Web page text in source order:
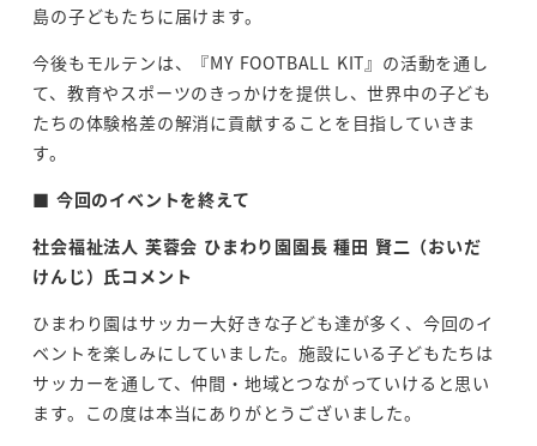
島の子どもたちに届けます。
今後もモルテンは、『MY FOOTBALL KIT』の活動を通し
て、教育やスポーツのきっかけを提供し、世界中の子ども
たちの体験格差の解消に貢献することを目指していきま
す。
■ 今回のイベントを終えて
社会福祉法人 芙蓉会 ひまわり園園長 種田 賢二（おいだ
けんじ）氏コメント
ひまわり園はサッカー大好きな子ども達が多く、今回のイ
ベントを楽しみにしていました。施設にいる子どもたちは
サッカーを通して、仲間・地域とつながっていけると思い
ます。この度は本当にありがとうございました。